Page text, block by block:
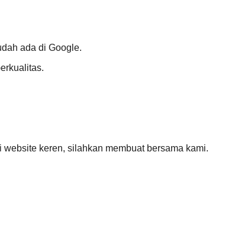
ada di Google.
keren, silahkan membuat bersama kami.